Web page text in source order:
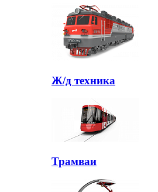
Ж/д техника
Трамваи